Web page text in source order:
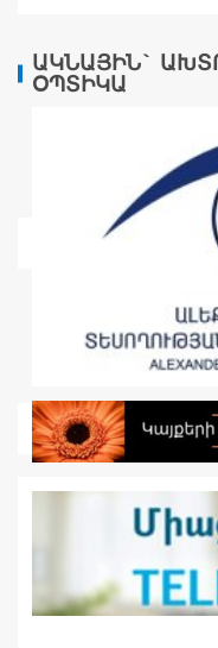
ԱԿՆԱՅԻՆ`
ՕՊՏԻԿԱ